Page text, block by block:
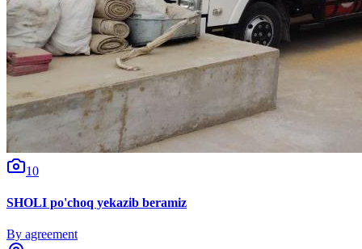
10
SHOLI po'choq yekazib beramiz
By agreement